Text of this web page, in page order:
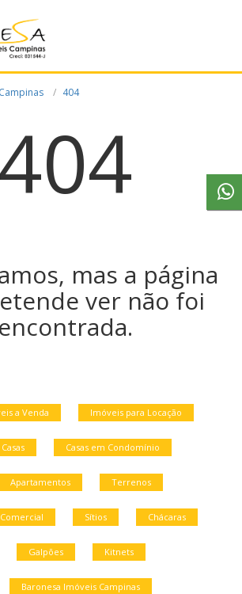
404
404
mas a página
ver não foi
encontrada.
a Venda Imóveis para Locação
Casas Casas em Condomínio
Apartamentos Terrenos
Sítios Chácaras
Galpões Kitnets
Baronesa Imóveis Campinas